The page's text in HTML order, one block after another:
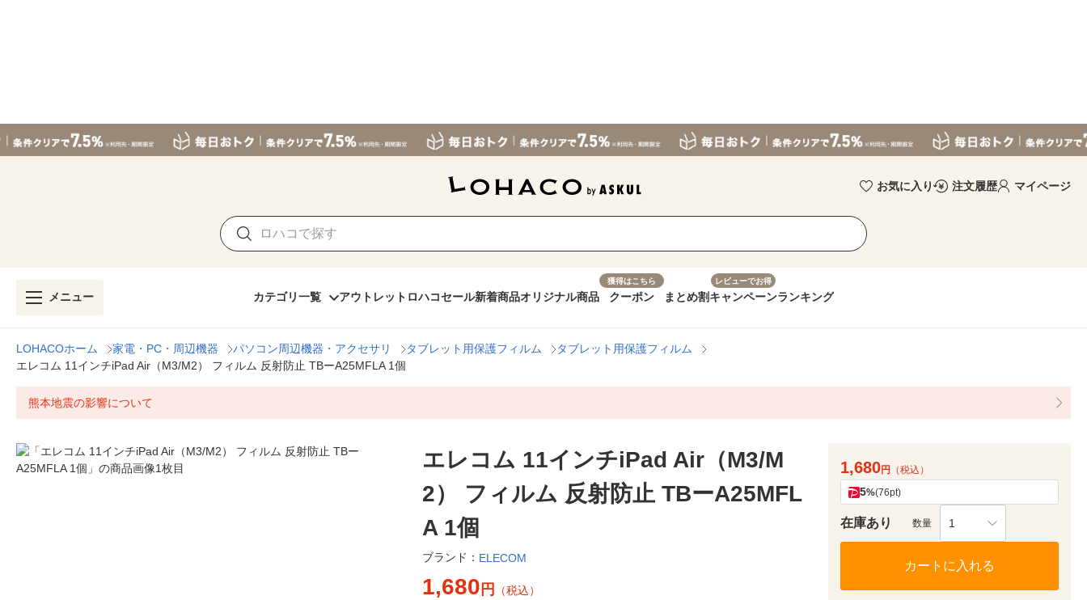
お気に入り 注文履歴 マイページ
メニュー カテゴリ一覧 アウトレット ロハコセール新着商品オリジナル商品
獲得はこちら
クーポン まとめ割
レビューでお得
キャンペーンランキング
LOHACOホーム 家電・PC・周辺機器 パソコン周辺機器・アクセサリ タブレット用保護フィルム
タブレット用保護フィルム
エレコム 11インチiPad Air（M3/M2） フィルム 反射防止 TBーA25MFLA 1個
熊本地震の影響について
エレコム 11インチiPad Air（M3/M
2） フィルム 反射防止 TBーA25MFL
A 1個
ブランド： ELECOM
1,680 円 （税込）
1,680円 （税込）
5%(76pt)
在庫あり 数量 1
カートに入れる